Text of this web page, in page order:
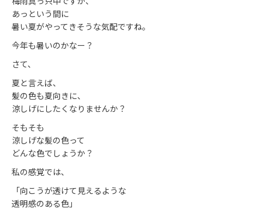
あっという間に
暑い夏がやってきそうな気配ですね。
今年も暑いのかなー？
さて、
夏と言えば、
髪の色も夏向きに、
涼しげにしたくなりませんか？
そもそも
涼しげな髪の色って
どんな色でしょうか？
私の感覚では、
「向こうが透けて見えるような
透明感のある色」